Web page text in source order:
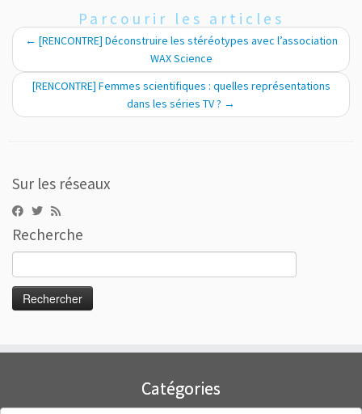
Parcourir les articles
← [RENCONTRE] Déconstruire les stéréotypes avec l’association
WAX Science
[RENCONTRE] Femmes scientifiques : quelles représentations
dans les séries TV ? →
Sur les réseaux
Recherche
Catégories